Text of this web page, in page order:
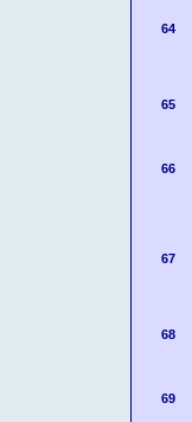
64
65
66
67
68
69